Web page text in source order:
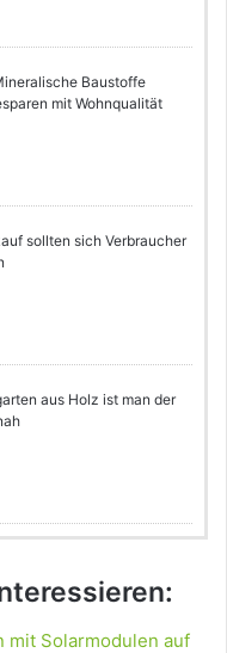
Baustoffe
mit Wohnqualität
sollten sich Verbraucher
aus Holz ist man der
mit Solarmodulen auf